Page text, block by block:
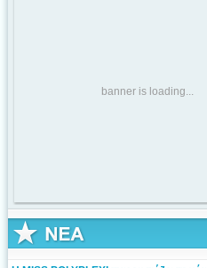
banner is loading...